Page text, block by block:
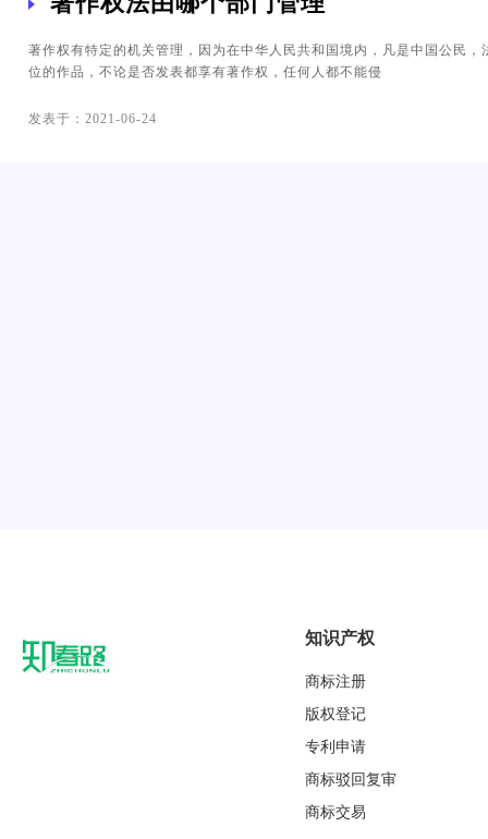
著作权有特定的机关管理，因为在中华人民共和国境内，凡是中国公民，
位的作品，不论是否发表都享有著作权，任何人都不能侵
发表于：2021-06-24
知识产权
商标注册
版权登记
专利申请
商标驳回复审
商标交易